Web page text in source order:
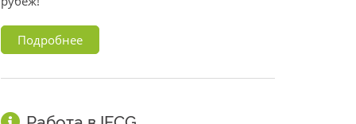
Подробнее